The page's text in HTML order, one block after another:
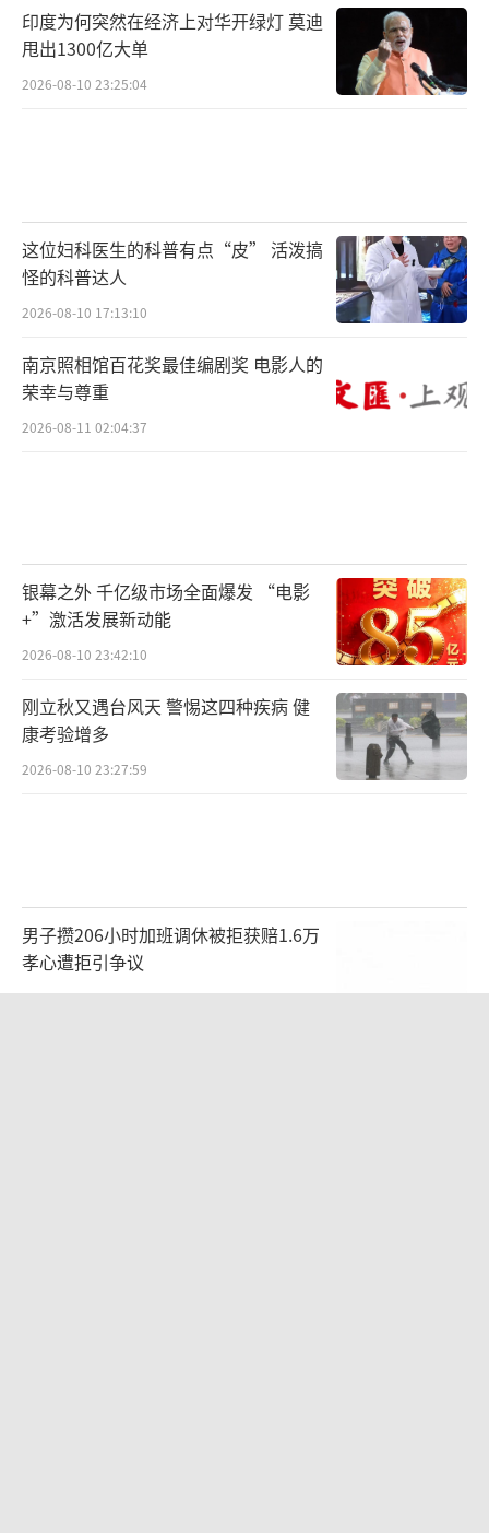
印度为何突然在经济上对华开绿灯 莫迪
甩出1300亿大单
2026-08-10 23:25:04
这位妇科医生的科普有点“皮” 活泼搞
怪的科普达人
2026-08-10 17:13:10
南京照相馆百花奖最佳编剧奖 电影人的
荣幸与尊重
2026-08-11 02:04:37
银幕之外 千亿级市场全面爆发 “电影
+”激活发展新动能
2026-08-10 23:42:10
刚立秋又遇台风天 警惕这四种疾病 健
康考验增多
2026-08-10 23:27:59
男子攒206小时加班调休被拒获赔1.6万
孝心遭拒引争议
2026-08-10 18:21:41